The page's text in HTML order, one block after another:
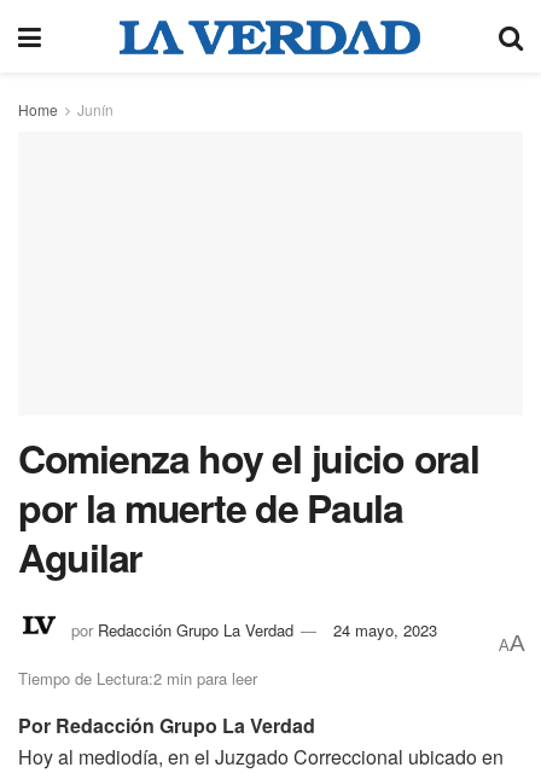
Home Junín
Comienza hoy el juicio oral
por la muerte de Paula
Aguilar
por Redacción Grupo La Verdad 24 mayo, 2023
Tiempo de Lectura:2 min para leer
AA
Por Redacción Grupo La Verdad
Hoy al mediodía, en el Juzgado Correccional ubicado en